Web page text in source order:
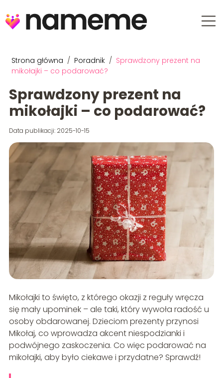
Strona główna / Poradnik / Sprawdzony prezent na
mikołajki – co podarować?
Sprawdzony prezent na
mikołajki – co podarować?
Data publikacji: 2025-10-15
Mikołajki to święto, z którego okazji z reguły wręcza
się mały upominek – ale taki, który wywoła radość u
osoby obdarowanej. Dzieciom prezenty przynosi
Mikołaj, co wprowadza akcent niespodzianki i
podwójnego zaskoczenia. Co więc podarować na
mikołajki, aby było ciekawe i przydatne? Sprawdź!